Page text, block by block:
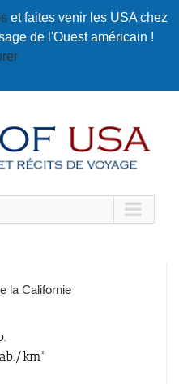
et faites venir les USA chez
de l'Ouest américain !
km²